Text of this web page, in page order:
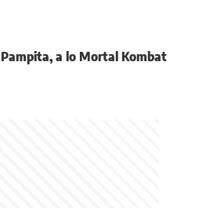
Pampita, a lo Mortal Kombat